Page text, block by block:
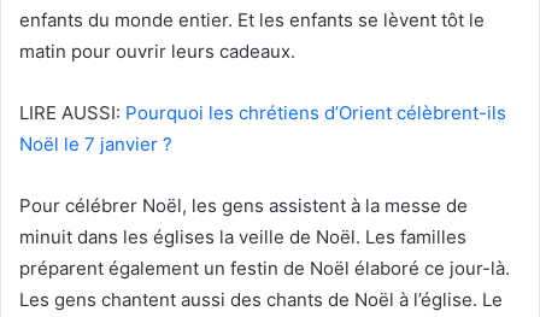
enfants du monde entier. Et les enfants se lèvent tôt le
matin pour ouvrir leurs cadeaux.
LIRE AUSSI: Pourquoi les chrétiens d’Orient célèbrent-ils
Noël le 7 janvier ?
Pour célébrer Noël, les gens assistent à la messe de
minuit dans les églises la veille de Noël. Les familles
préparent également un festin de Noël élaboré ce jour-là.
Les gens chantent aussi des chants de Noël à l’église. Le